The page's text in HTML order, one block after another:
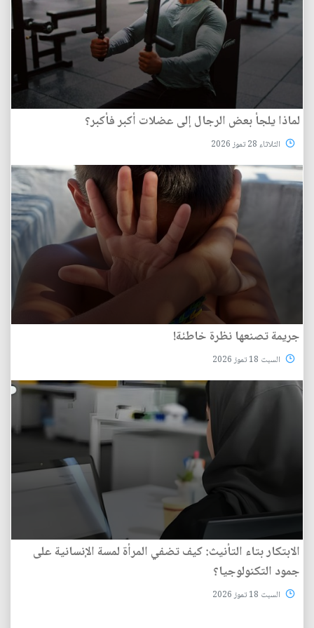
لماذا يلجأ بعض الرجال إلى عضلات أكبر فأكبر؟
الثلاثاء 28 تموز 2026
جريمة تصنعها نظرة خاطئة!
السبت 18 تموز 2026
الابتكار بتاء التأنيث: كيف تضفي المرأة لمسة الإنسانية على
جمود التكنولوجيا؟
السبت 18 تموز 2026